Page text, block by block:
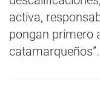
activa,
pongan primero
catamarqueños”.